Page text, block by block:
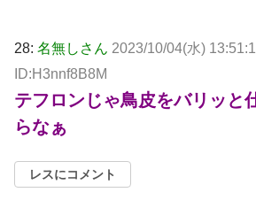
28: 名無しさん 2023/10/04(水)
ID:H3nnf8B8M
テフロンじゃ鳥皮をバリッと
らなぁ
レスにコメント